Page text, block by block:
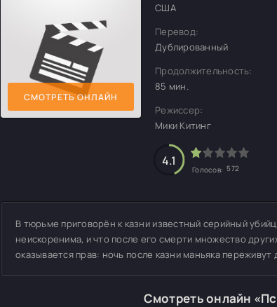
СМОТРЕТЬ ОНЛАЙН
США
Перевод:
Дублированный
Продолжительность:
85 мин.
Режиссер:
Мики Китинг
4.1
Голосов: 572
В тюрьме приговорён к казни известный серийный
неискоренима, и что после его смерти множество
оказывается прав: ночь после казни маньяка переживут
Смотреть онлайн